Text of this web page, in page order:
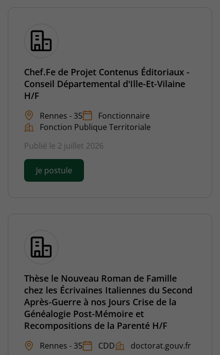
Chef.Fe de Projet Contenus Éditoriaux -
Conseil Départemental d'Ille-Et-Vilaine
H/F
Rennes - 35
Fonctionnaire
Fonction Publique Territoriale
Publié le 2 juillet 2026
Je postule
Thèse le Nouveau Roman de Famille
chez les Écrivaines Italiennes du Second
Après-Guerre à nos Jours Crise de la
Généalogie Post-Mémoire et
Recompositions de la Parenté H/F
Rennes - 35 CDD doctorat.gouv.fr